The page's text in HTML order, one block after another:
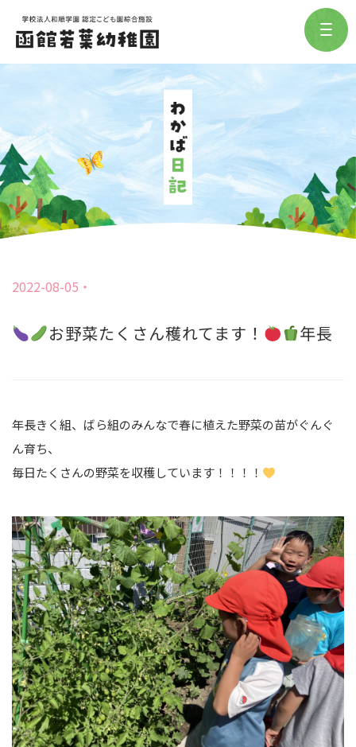
2022-08-05
お野菜たくさん穫れてます！ 年長
年長きく組、ばら組のみんなで春に植えた野菜の苗がぐんぐ
ん育ち、
毎日たくさんの野菜を収穫しています！！！！